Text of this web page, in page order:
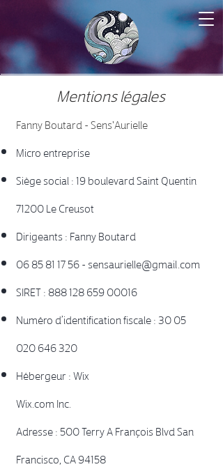
Mentions légales
Fanny Boutard - Sens'Aurielle
Micro entreprise
Siège social : 19 boulevard Saint Quentin
71200 Le Creusot
Dirigeants : Fanny Boutard
06 85 81 17 56-sensaurielle@gmail.com
SIRET :888 128 659 00016
Numéro d’identification fiscale :30 05
020 646 320
Hébergeur : ​Wix
Wix.com Inc.
Adresse : 500 Terry A François Blvd San
Francisco, CA 94158